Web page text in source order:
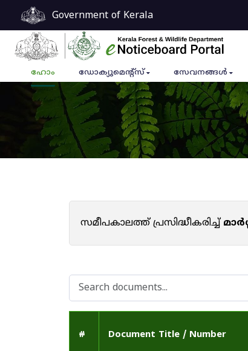
Government of Kerala
ഹോം ഡോക്യുമെൻ്റ്സ് സേവനങ്ങൾ
സമീപകാലത്ത് പ്രസിദ്ധീകരിച്ച്
# Document Title / Number